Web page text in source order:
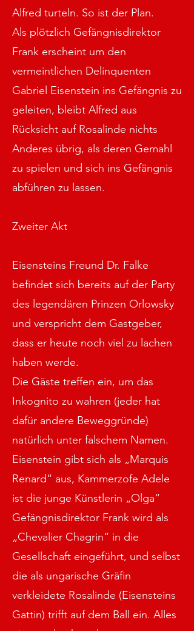
Alfred turteln. So ist der Plan.
Als plötzlich Gefängnisdirektor
Frank erscheint um den
vermeintlichen Delinquenten
Gabriel Eisenstein ins Gefängnis zu
geleiten, bleibt Alfred aus
Rücksicht auf Rosalinde nichts
Anderes übrig, als deren Gemahl
zu spielen und sich ins Gefängnis
abführen zu lassen.
Zweiter Akt
Eisensteins Freund Dr. Falke
befindet sich bereits auf der Party
des legendären Prinzen Orlowsky
und verspricht dem Gastgeber,
dass er heute noch viel zu lachen
haben werde.
Die Gäste treffen ein, um das
Inkognito zu wahren (jeder hat
dafür andere Beweggründe)
natürlich unter falschem Namen.
Eisenstein gibt sich als „Marquis
Renard“ aus, Kammerzofe Adele
ist die junge Künstlerin „Olga“
Gefängnisdirektor Frank wird als
„Chevalier Chagrin“ in die
Gesellschaft eingeführt, und selbst
die als ungarische Gräfin
verkleidete Rosalinde (Eisensteins
Gattin) trifft auf dem Ball ein. Alles